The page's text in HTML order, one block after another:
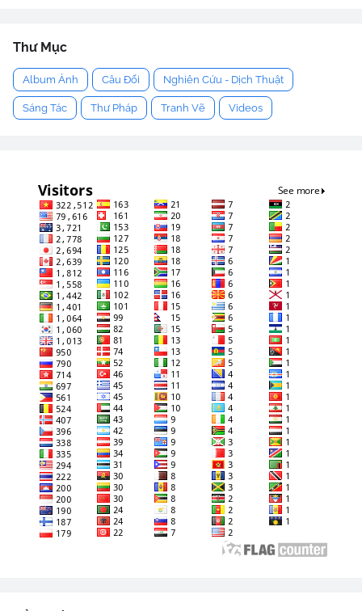
Thư Mục
Album Ảnh Câu Đối Nghiên Cứu - Dịch Thuật
Sáng Tác Thư Pháp Tranh Vẽ Videos